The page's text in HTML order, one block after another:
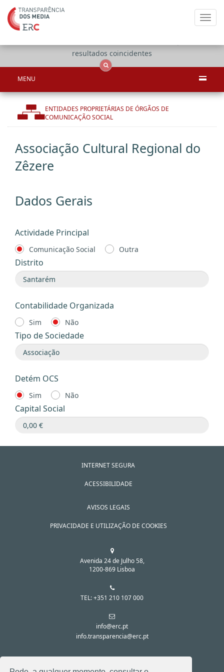
resultados coincidentes
MENU
ENTIDADES PROPRIETÁRIAS DE ÓRGÃOS DE
COMUNICAÇÃO SOCIAL
Associação Cultural Regional do
Zêzere
Dados Gerais
Actividade Principal
Comunicação Social Outra
Distrito
Contabilidade Organizada
Sim Não
Tipo de Sociedade
Detém OCS
Sim Não
Capital Social
INTERNET SEGURA
ACESSIBILIDADE
AVISOS LEGAIS
PRIVACIDADE E UTILIZAÇÃO DE COOKIES
Avenida 24 de Julho 58,
1200-869 Lisboa
TEL: +351 210 107 000
info@erc.pt
info.transparencia@erc.pt